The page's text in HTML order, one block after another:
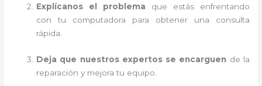
Explícanos el problema que estás enfrentando
con tu computadora para obtener una consulta
rápida.
Deja que nuestros expertos se encarguen de la
reparación y mejora tu equipo.